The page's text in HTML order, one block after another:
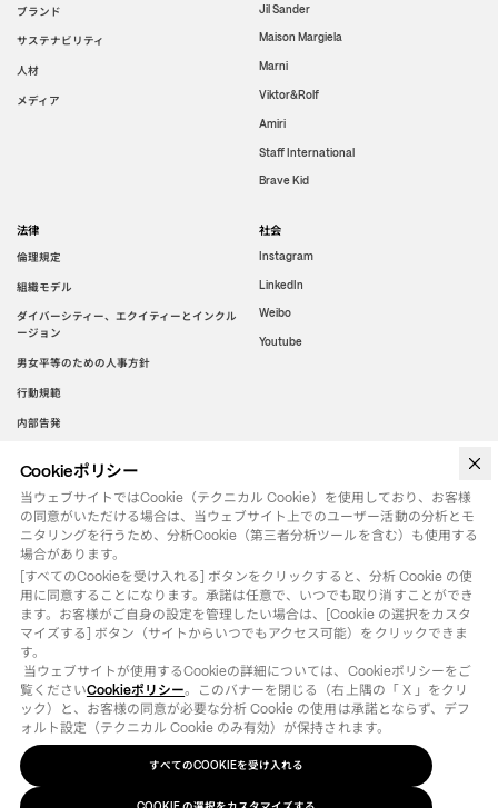
ブランド
サステナビリティ
人材
メディア
Jil Sander
Maison Margiela
Marni
Viktor&Rolf
Amiri
Staff International
Brave Kid
法律
倫理規定
組織モデル
ダイバーシティー、エクイティーとインクル
ージョン
男女平等のための人事方針
行動規範
内部告発
社会
Instagram
LinkedIn
Weibo
Youtube
WeChat
©
法律用語 COOKIEの選択をカスタマイズする
Cookieポリシー
当ウェブサイトではCookie（テクニカル Cookie）を使用しており、お客様
の同意がいただける場合は、当ウェブサイト上でのユーザー活動の分析とモ
ニタリングを行うため、分析Cookie（第三者分析ツールを含む）も使用する
場合があります。
[すべてのCookieを受け入れる] ボタンをクリックすると、分析 Cookie の使
用に同意することになります。承諾は任意で、いつでも取り消すことができ
ます。お客様がご自身の設定を管理したい場合は、[Cookie の選択をカスタ
マイズする] ボタン（サイトからいつでもアクセス可能）をクリックできま
す。
覧くださいCookieポリシー。このバナーを閉じる（右上隅の「 X 」をクリ
ック）と、お客様の同意が必要な分析 Cookie の使用は承諾とならず、デフ
ォルト設定（テクニカル Cookie のみ有効）が保持されます。
すべてのCOOKIEを受け入れる